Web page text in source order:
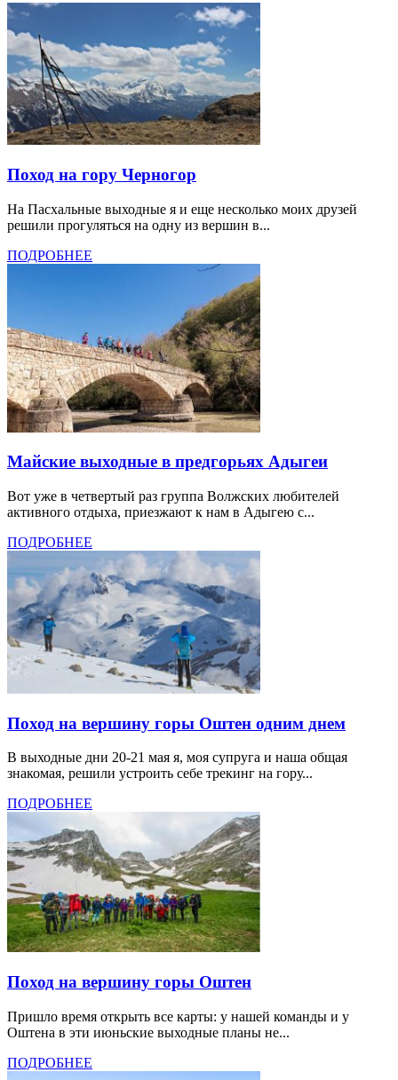
Поход на гору Черногор
На Пасхальные выходные я и еще несколько моих друзей
решили прогуляться на одну из вершин в...
ПОДРОБНЕЕ
Майские выходные в предгорьях Адыгеи
Вот уже в четвертый раз группа Волжских любителей
активного отдыха, приезжают к нам в Адыгею с...
ПОДРОБНЕЕ
Поход на вершину горы Оштен одним днем
В выходные дни 20-21 мая я, моя супруга и наша общая
знакомая, решили устроить себе трекинг на гору...
ПОДРОБНЕЕ
Поход на вершину горы Оштен
Пришло время открыть все карты: у нашей команды и у
Оштена в эти июньские выходные планы не...
ПОДРОБНЕЕ